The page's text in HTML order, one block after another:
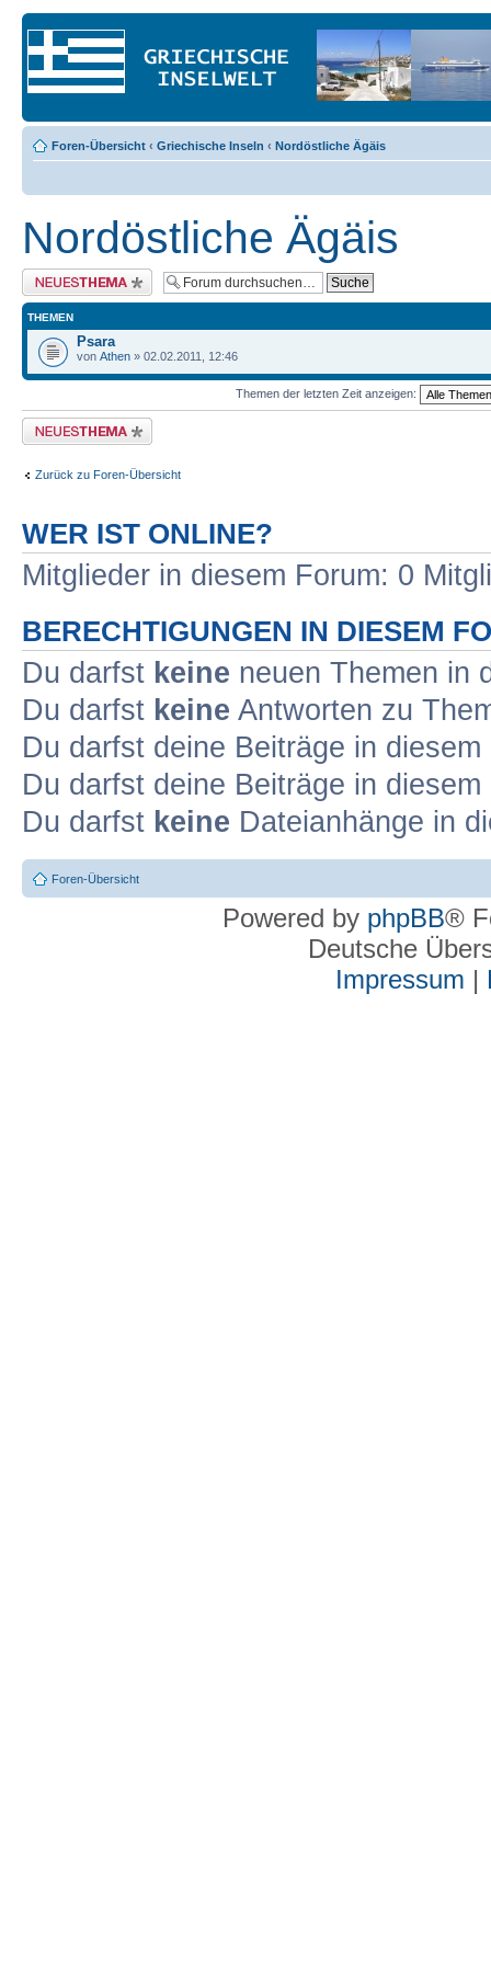
Foren-Übersicht ‹ Griechische Inseln ‹ Nordöstliche Ägäis
Nordöstliche Ägäis
Neues Thema erstellen
THEMEN
Psara
von Athen » 02.02.2011, 12:46
Themen der letzten Zeit anzeigen:
Neues Thema erstellen
Zurück zu Foren-Übersicht
WER IST ONLINE?
Mitglieder in diesem Forum: 0
BERECHTIGUNGEN IN DIESEM
Du darfst keine neuen Themen in
Du darfst keine Antworten zu
Du darfst deine Beiträge in
Du darfst deine Beiträge in
Du darfst keine Dateianhänge in
Foren-Übersicht
Powered by phpBB®
Deutsche
Impressum |